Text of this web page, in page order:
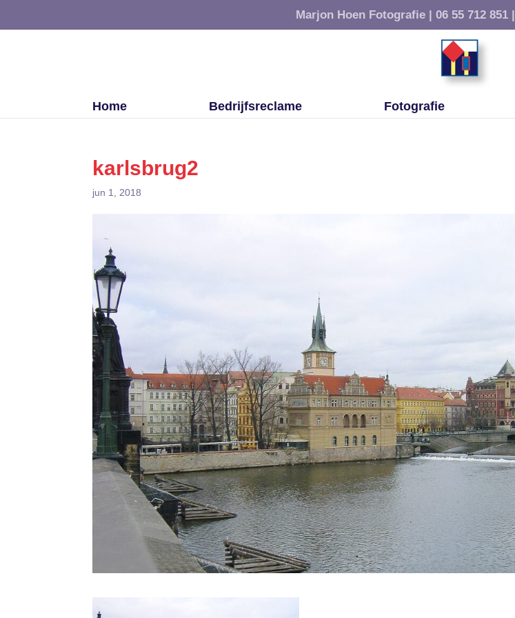
Marjon Hoen Fotografie | 06 55 712 851 |
Home Bedrijfsreclame Fotografie
karlsbrug2
jun 1, 2018